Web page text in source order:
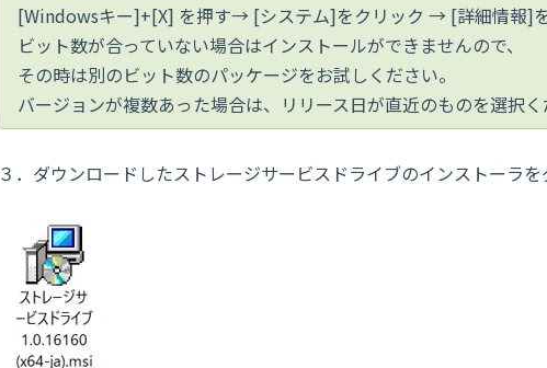
[Windowsキー]+[X] を押す→ [システム]をクリック → [詳細情報]
ビット数が合っていない場合はインストールができませんので、
その時は別のビット数のパッケージをお試しください。
バージョンが複数あった場合は、リリース日が直近のものを選択
３．ダウンロードしたストレージサービスドライブのインストーラ